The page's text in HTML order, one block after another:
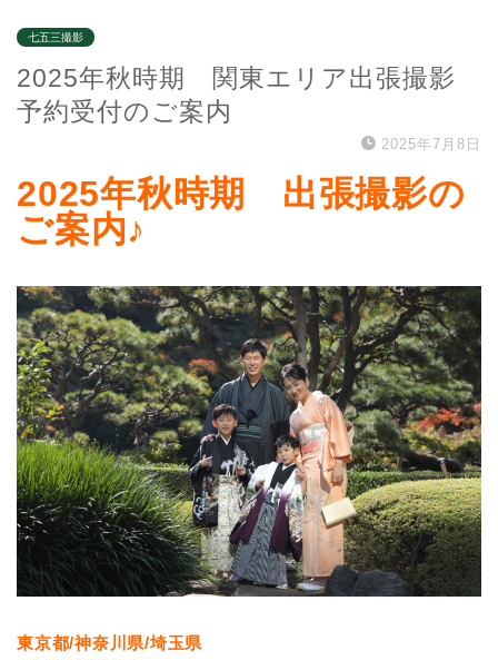
七五三撮影
2025年秋時期 関東エリア出張撮影
予約受付のご案内
2025年7月8日
2025年秋時期 出張撮影の
ご案内♪
東京都/神奈川県/埼玉県